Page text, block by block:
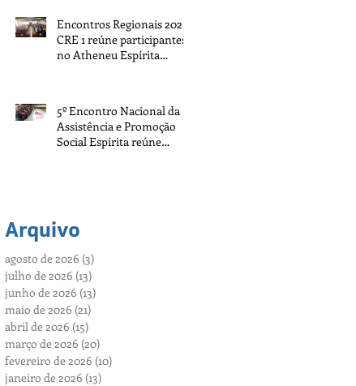
Encontros Regionais 2026:
CRE 1 reúne participantes
no Atheneu Espírita
5º Encontro Nacional da
Assistência e Promoção
Social Espírita reúne
Arquivo
agosto de 2026 (3)
julho de 2026 (13)
junho de 2026 (13)
maio de 2026 (21)
abril de 2026 (15)
março de 2026 (20)
fevereiro de 2026 (10)
janeiro de 2026 (13)